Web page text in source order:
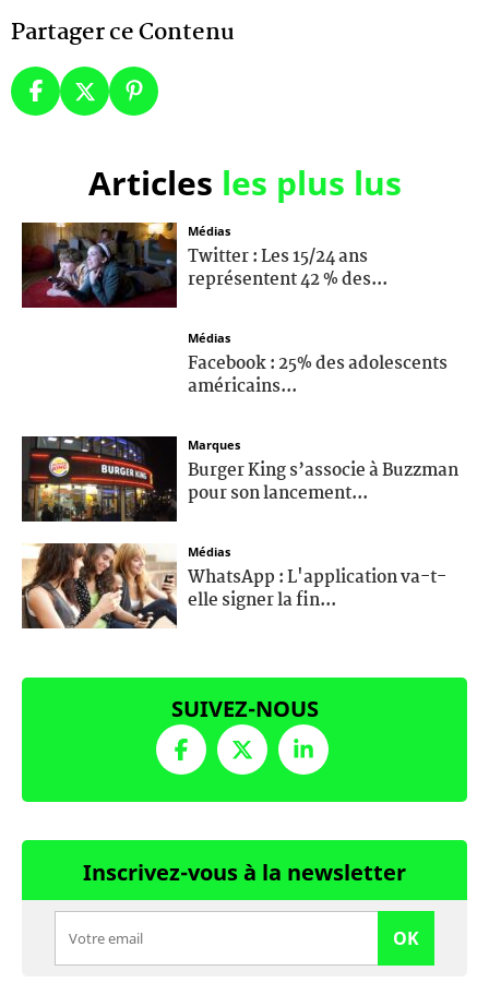
Partager ce Contenu
Articles les plus lus
Médias
Twitter : Les 15/24 ans
représentent 42 % des...
Médias
Facebook : 25% des adolescents
américains...
Marques
Burger King s’associe à Buzzman
pour son lancement...
Médias
WhatsApp : L'application va-t-
elle signer la fin...
SUIVEZ-NOUS
Inscrivez-vous à la newsletter
OK